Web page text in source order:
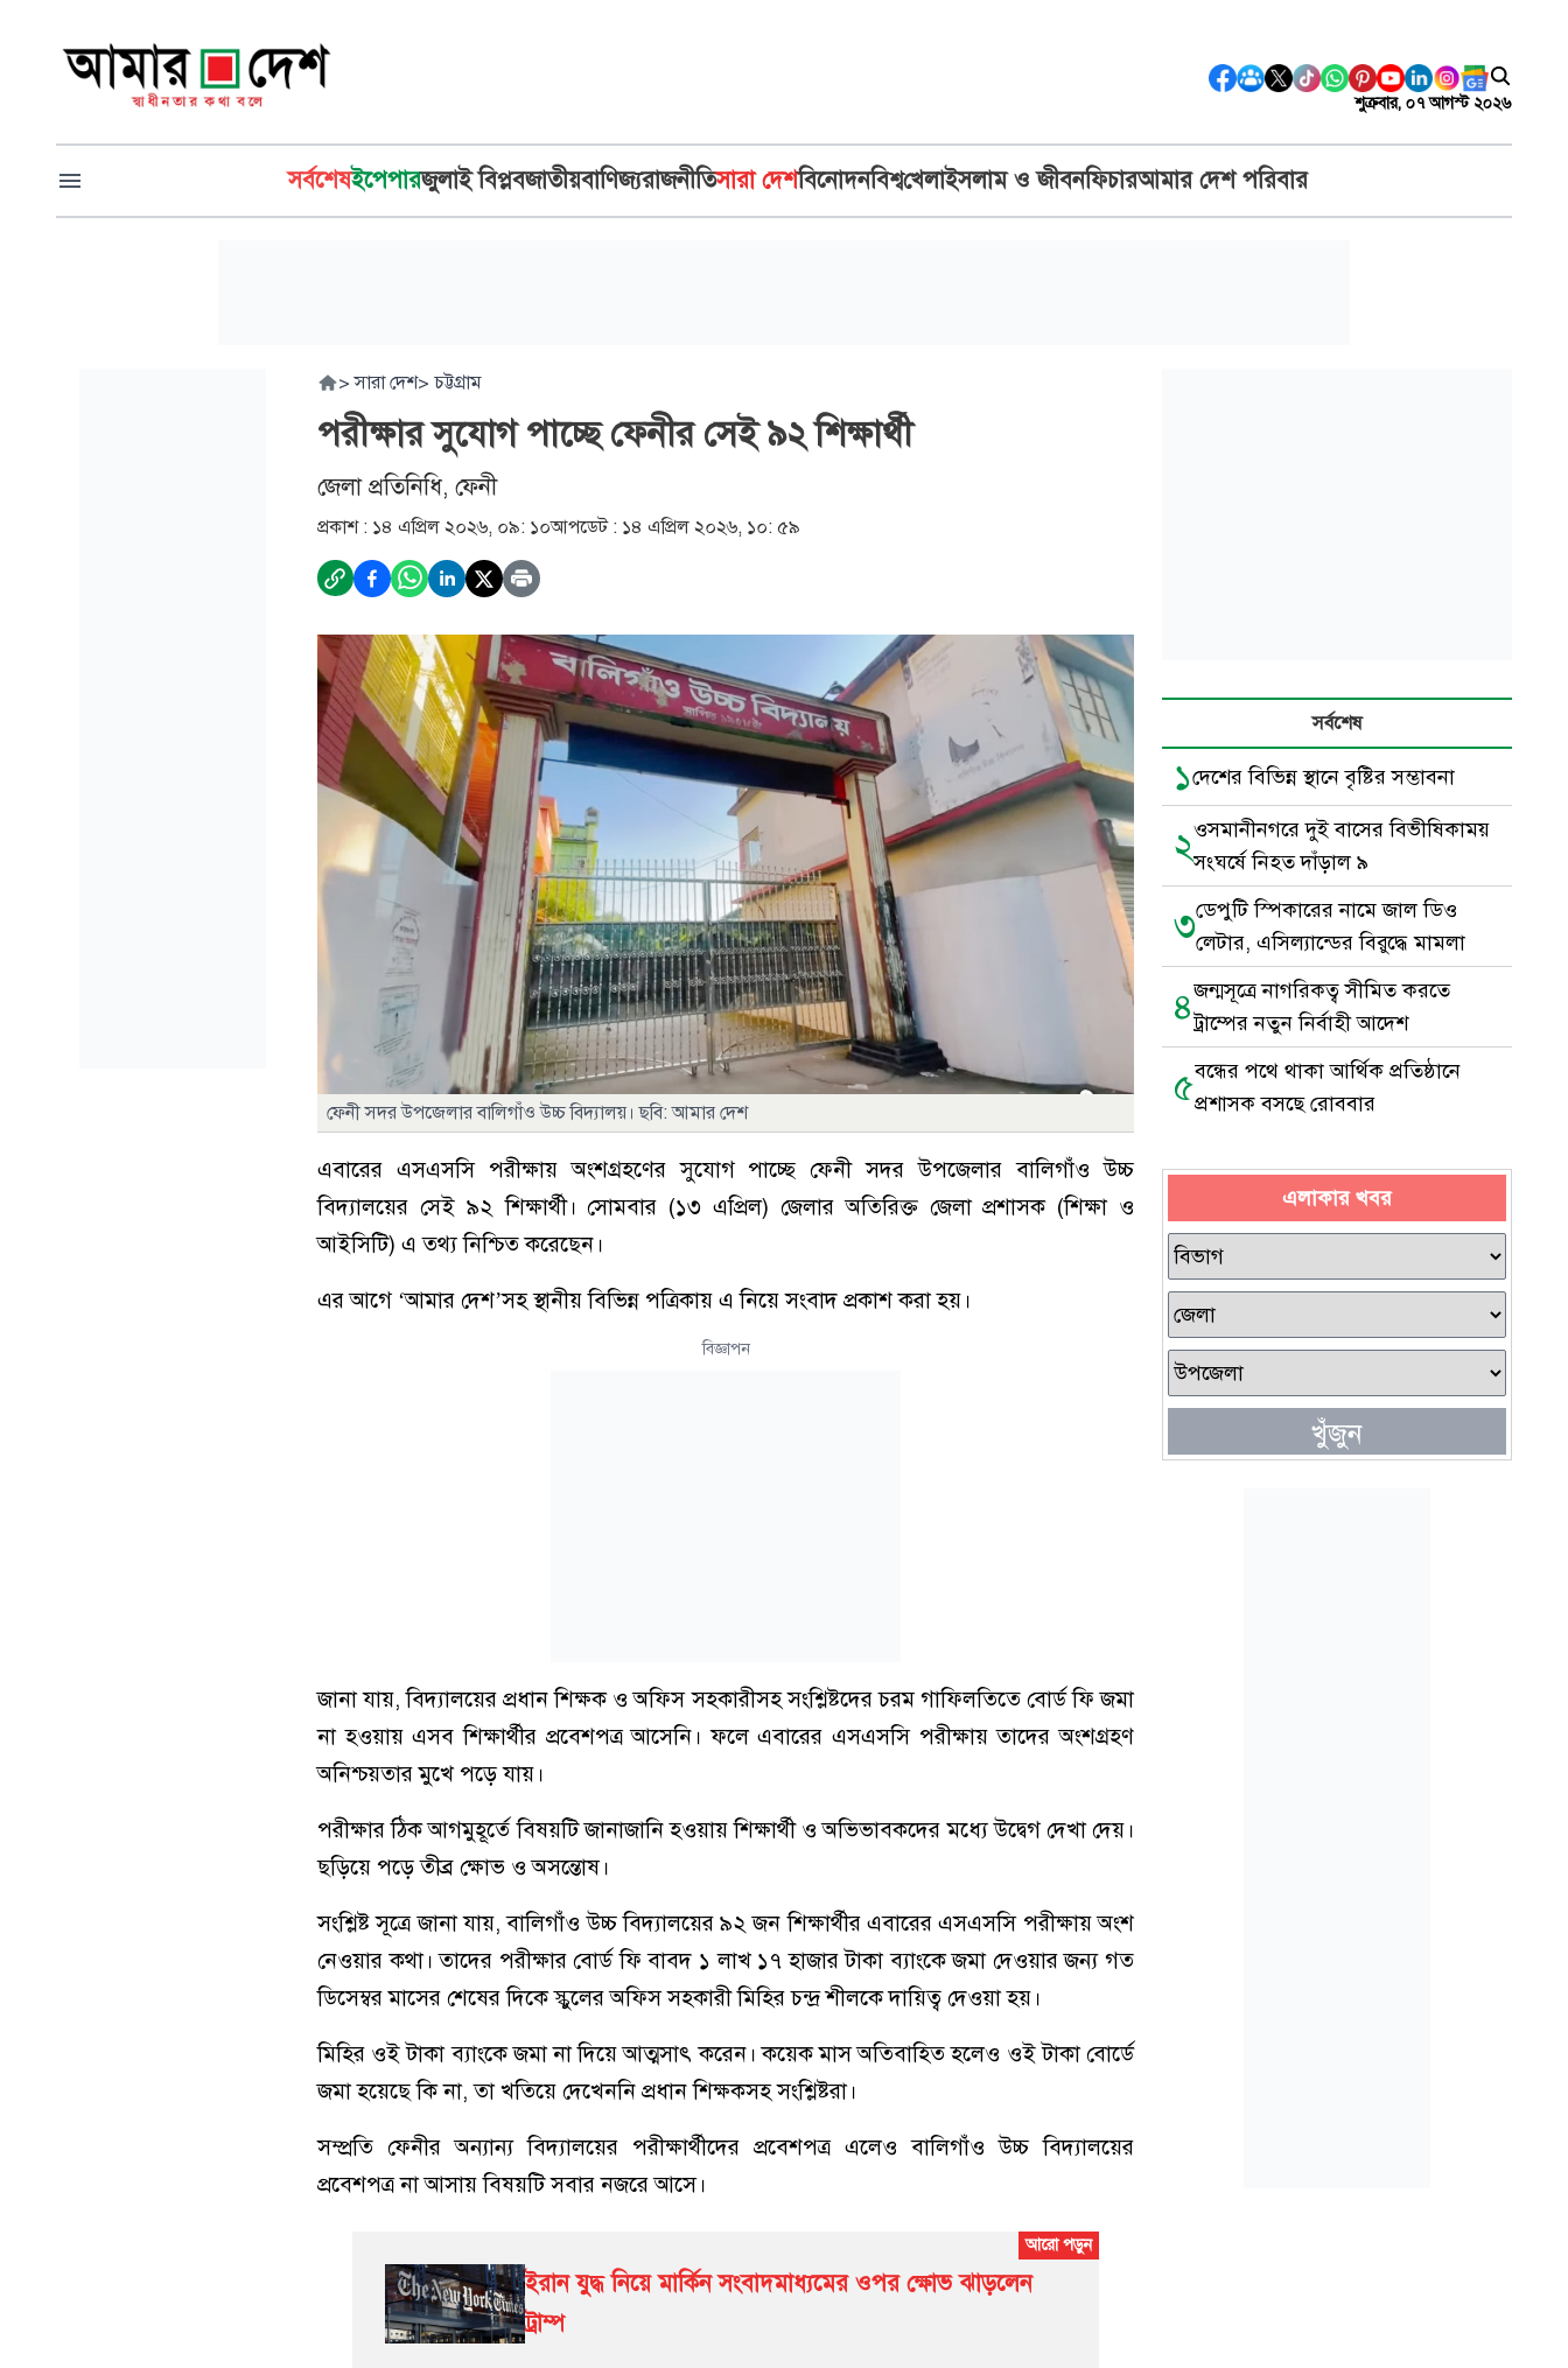
শুক্রবার, ০৭ আগস্ট ২০২৬
সর্বশেষইপেপারজুলাই বিপ্লবজাতীয়বাণিজ্যরাজনীতিসারা দেশবিনোদনবিশ্বখেলাইসলাম ও জীবনফিচারআমার দেশ পরিবার
> সারা দেশ> চট্টগ্রাম
পরীক্ষার সুযোগ পাচ্ছে ফেনীর সেই ৯২ শিক্ষার্থী
জেলা প্রতিনিধি, ফেনী
প্রকাশ : ১৪ এপ্রিল ২০২৬, ০৯: ১০আপডেট : ১৪ এপ্রিল ২০২৬, ১০: ৫৯
ফেনী সদর উপজেলার বালিগাঁও উচ্চ বিদ্যালয়। ছবি: আমার দেশ
এবারের এসএসসি পরীক্ষায় অংশগ্রহণের সুযোগ পাচ্ছে ফেনী সদর উপজেলার বালিগাঁও উচ্চ
বিদ্যালয়ের সেই ৯২ শিক্ষার্থী। সোমবার (১৩ এপ্রিল) জেলার অতিরিক্ত জেলা প্রশাসক (শিক্ষা ও
আইসিটি) এ তথ্য নিশ্চিত করেছেন।
এর আগে ‘আমার দেশ’সহ স্থানীয় বিভিন্ন পত্রিকায় এ নিয়ে সংবাদ প্রকাশ করা হয়।
বিজ্ঞাপন
জানা যায়, বিদ্যালয়ের প্রধান শিক্ষক ও অফিস সহকারীসহ সংশ্লিষ্টদের চরম গাফিলতিতে বোর্ড ফি জমা
না হওয়ায় এসব শিক্ষার্থীর প্রবেশপত্র আসেনি। ফলে এবারের এসএসসি পরীক্ষায় তাদের অংশগ্রহণ
অনিশ্চয়তার মুখে পড়ে যায়।
পরীক্ষার ঠিক আগমুহূর্তে বিষয়টি জানাজানি হওয়ায় শিক্ষার্থী ও অভিভাবকদের মধ্যে উদ্বেগ দেখা দেয়।
ছড়িয়ে পড়ে তীব্র ক্ষোভ ও অসন্তোষ।
সংশ্লিষ্ট সূত্রে জানা যায়, বালিগাঁও উচ্চ বিদ্যালয়ের ৯২ জন শিক্ষার্থীর এবারের এসএসসি পরীক্ষায় অংশ
নেওয়ার কথা। তাদের পরীক্ষার বোর্ড ফি বাবদ ১ লাখ ১৭ হাজার টাকা ব্যাংকে জমা দেওয়ার জন্য গত
ডিসেম্বর মাসের শেষের দিকে স্কুলের অফিস সহকারী মিহির চন্দ্র শীলকে দায়িত্ব দেওয়া হয়।
মিহির ওই টাকা ব্যাংকে জমা না দিয়ে আত্মসাৎ করেন। কয়েক মাস অতিবাহিত হলেও ওই টাকা বোর্ডে
জমা হয়েছে কি না, তা খতিয়ে দেখেননি প্রধান শিক্ষকসহ সংশ্লিষ্টরা।
সম্প্রতি ফেনীর অন্যান্য বিদ্যালয়ের পরীক্ষার্থীদের প্রবেশপত্র এলেও বালিগাঁও উচ্চ বিদ্যালয়ের
প্রবেশপত্র না আসায় বিষয়টি সবার নজরে আসে।
ইরান যুদ্ধ নিয়ে মার্কিন সংবাদমাধ্যমের ওপর ক্ষোভ ঝাড়লেন
ট্রাম্প
সর্বশেষ
১দেশের বিভিন্ন স্থানে বৃষ্টির সম্ভাবনা
২ওসমানীনগরে দুই বাসের বিভীষিকাময়
সংঘর্ষে নিহত দাঁড়াল ৯
৩ডেপুটি স্পিকারের নামে জাল ডিও
লেটার, এসিল্যান্ডের বিরুদ্ধে মামলা
৪জন্মসূত্রে নাগরিকত্ব সীমিত করতে
ট্রাম্পের নতুন নির্বাহী আদেশ
৫বন্ধের পথে থাকা আর্থিক প্রতিষ্ঠানে
প্রশাসক বসছে রোববার
এলাকার খবর
খুঁজুন